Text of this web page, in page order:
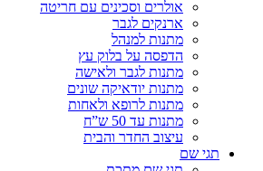
אולרים וסכינים עם חריטה
ארנקים לגבר
מתנות למנהל
הדפסה על בלוק עץ
מתנות לגבר ולאישה
מתנות יודאיקה שונים
מתנות לרופא ולאחות
מתנות עד 50 ש”ח
עיצוב החדר והבית
תגי שם